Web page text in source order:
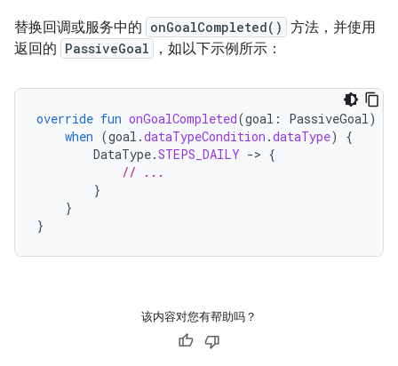
替换回调或服务中的 onGoalCompleted() 方法，并使用
返回的 PassiveGoal ，如以下示例所示：
override fun onGoalCompleted(goal : PassiveGoal)
when (goal .dataTypeCondition .dataType)
{
DataType.STEPS_DAILY -> {
// ...
}
}
}
该内容对您有帮助吗？